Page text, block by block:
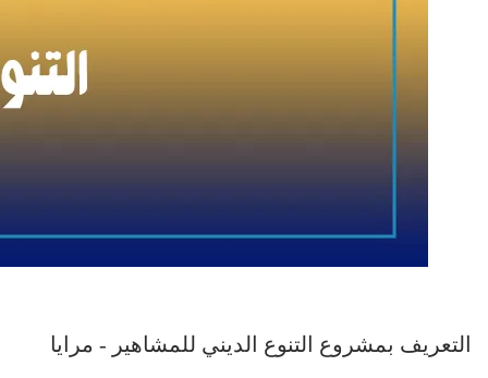
التعريف بمشروع التنوع الديني للمشاهير - مرايا